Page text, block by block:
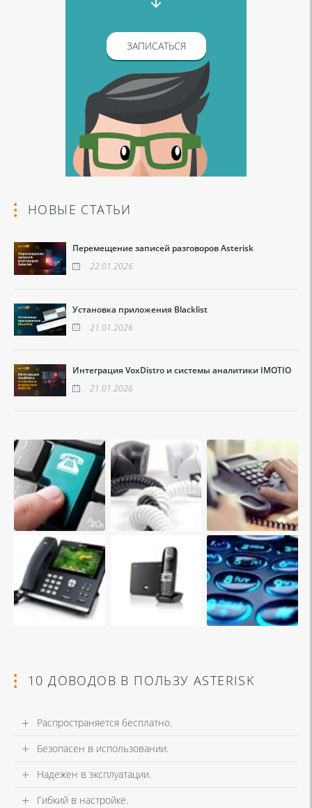
ЗАПИСАТЬСЯ
НОВЫЕ СТАТЬИ
Перемещение записей разговоров Asterisk
22.01.2026
Установка приложения Blacklist
21.01.2026
Интеграция VoxDistro и системы аналитики IMOTIO
21.01.2026
10 ДОВОДОВ В ПОЛЬЗУ ASTERISK
Распространяется бесплатно.
Безопасен в использовании.
Надежен в эксплуатации.
Гибкий в настройке.